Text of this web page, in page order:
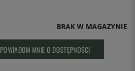
BRAK W MAGAZYNIE
POWIADOM MNIE O DOSTĘPNOŚCI